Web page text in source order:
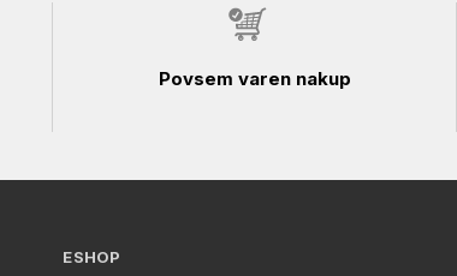
Povsem varen nakup
ESHOP